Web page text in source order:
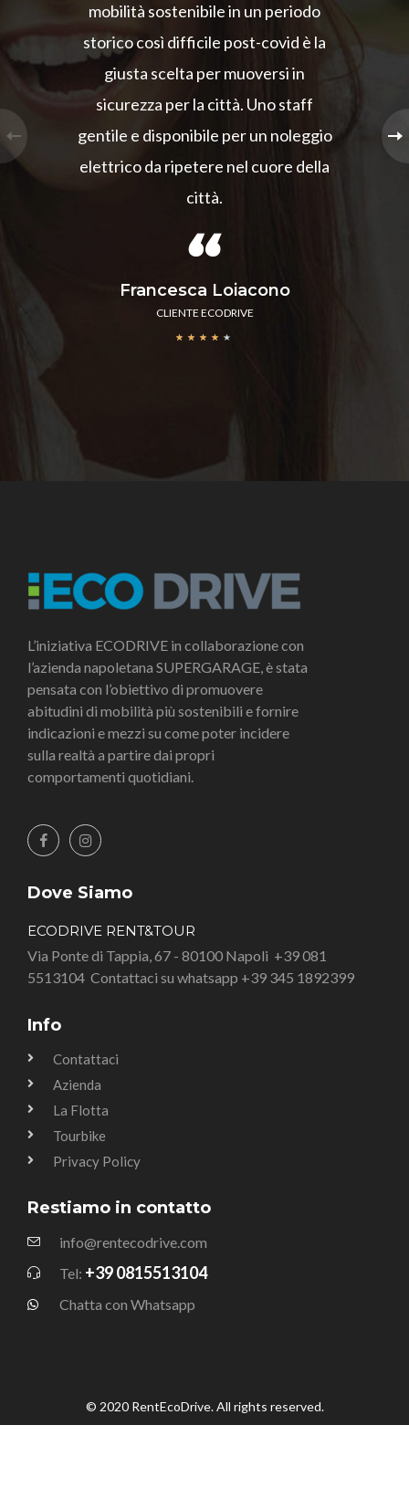
mobilità sostenibile in un periodo
storico così difficile post-covid è la
giusta scelta per muoversi in
sicurezza per la città. Uno staff
gentile e disponibile per un noleggio
elettrico da ripetere nel cuore della
città.
Francesca Loiacono
CLIENTE ECODRIVE
★ ★ ★ ★ ★
L’iniziativa ECODRIVE in collaborazione con
l’azienda napoletana SUPERGARAGE, è stata
pensata con l’obiettivo di promuovere
abitudini di mobilità più sostenibili e fornire
indicazioni e mezzi su come poter incidere
sulla realtà a partire dai propri
comportamenti quotidiani.
Dove Siamo
ECODRIVE RENT&TOUR
Via Ponte di Tappia, 67 - 80100 Napoli +39 081
5513104 Contattaci su whatsapp +39 345 1892399
Info
Contattaci
Azienda
La Flotta
Tourbike
Privacy Policy
Restiamo in contatto
info@rentecodrive.com
Tel: +39 0815513104
Chatta con Whatsapp
© 2020 RentEcoDrive. All rights reserved.